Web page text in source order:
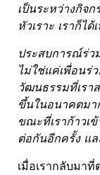
เป็นระหว่างกิจ
หัวเราะ เราก็ไ
ประสบการณ์ร่ว
ไม่ใช่แค่เพื่อนร่
วัฒนธรรมที่เรา
ขึ้นในอนาคตมา
ขณะที่เราก้าวเ
ต่อกันอีกครั้ง แ
เมื่อเรากลับมาที่